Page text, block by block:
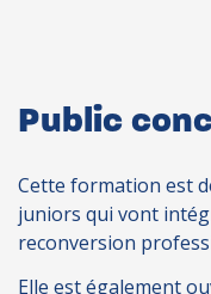
Public
Cette formation est
juniors qui vont
reconversion
Elle est également